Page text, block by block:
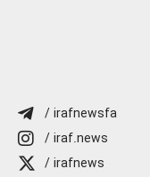
/ irafnewsfa
/ iraf.news
/ irafnews